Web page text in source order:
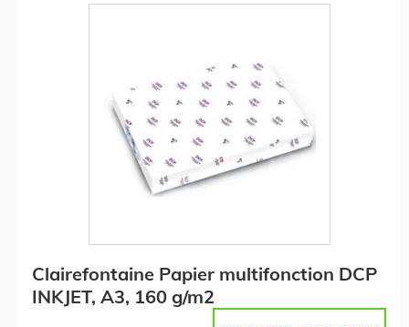
Clairefontaine Papier multifonction DCP
INKJET, A3, 160 g/m2